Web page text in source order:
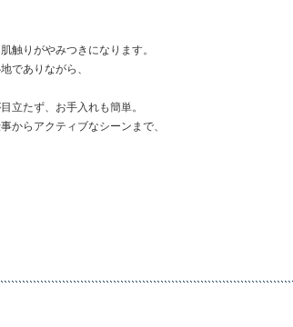
触りがやみつきになります。
でありながら、
立たず、お手入れも簡単。
からアクティブなシーンまで、